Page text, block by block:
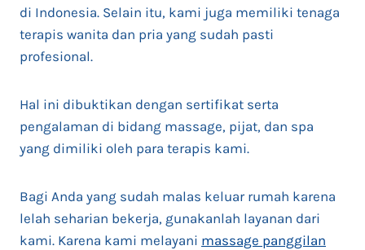
di Indonesia. Selain itu, kami juga memiliki tenaga
terapis wanita dan pria yang sudah pasti
profesional.
Hal ini dibuktikan dengan sertifikat serta
pengalaman di bidang massage, pijat, dan spa
yang dimiliki oleh para terapis kami.
Bagi Anda yang sudah malas keluar rumah karena
lelah seharian bekerja, gunakanlah layanan dari
kami. Karena kami melayani massage panggilan